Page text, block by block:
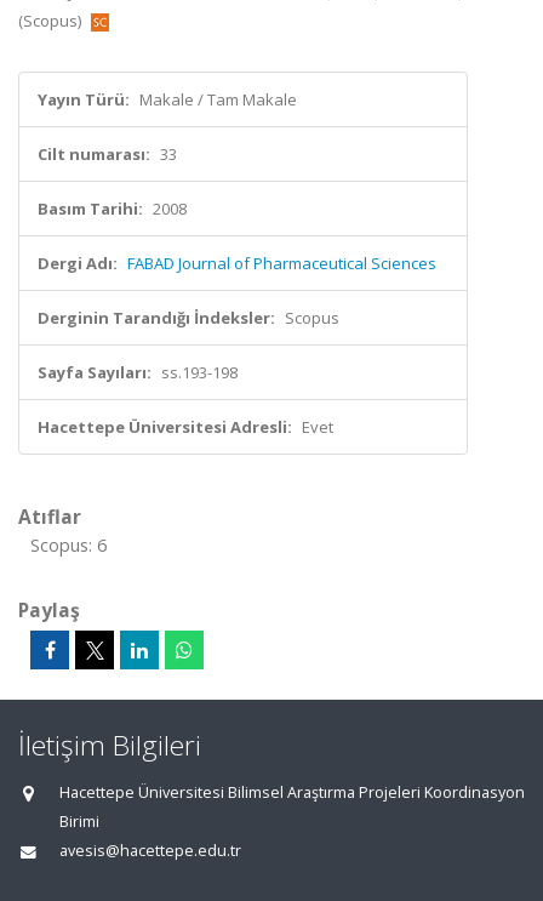
(Scopus)
Yayın Türü: Makale / Tam Makale
Cilt numarası: 33
Basım Tarihi: 2008
Dergi Adı: FABAD Journal of Pharmaceutical Sciences
Derginin Tarandığı İndeksler: Scopus
Sayfa Sayıları: ss.193-198
Hacettepe Üniversitesi Adresli: Evet
Atıflar
Scopus: 6
Paylaş
İletişim Bilgileri
Hacettepe Üniversitesi Bilimsel Araştırma Projeleri Koordinasyon
Birimi
avesis@hacettepe.edu.tr